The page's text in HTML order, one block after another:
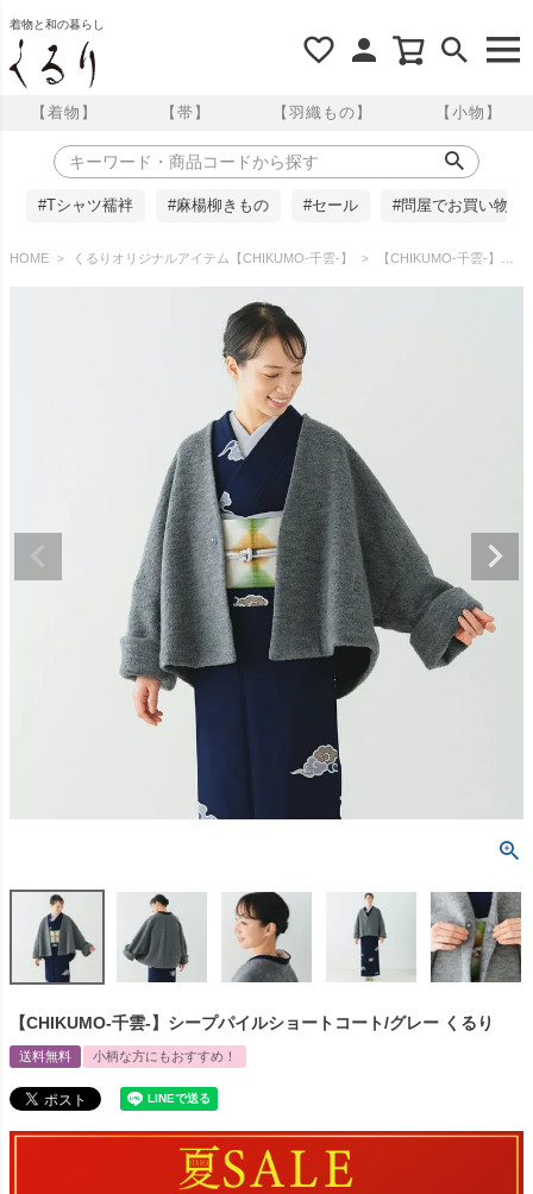
着物と和の暮らし
【着物】 【帯】 【羽織もの】 【小物】
#Tシャツ襦袢 #麻楊柳きもの #セール #問屋でお買い物
HOME くるりオリジナルアイテム【CHIKUMO-千雲-】 【CHIKUMO-千雲-】シープパイルショートコート/グレー くるり
【CHIKUMO-千雲-】シープパイルショートコート/グレー くるり
送料無料 小柄な方にもおすすめ！